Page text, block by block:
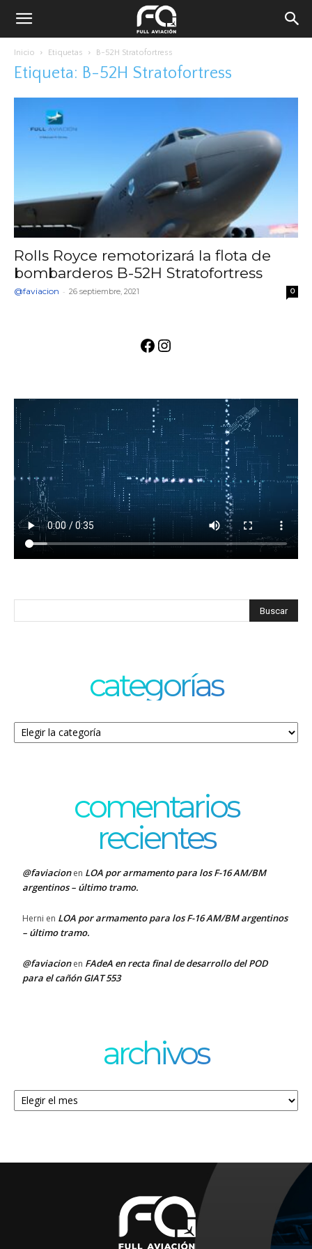
Inicio Etiquetas B-52H Stratofortress
Etiqueta: B-52H Stratofortress
Rolls Royce remotorizará la flota de
bombarderos B-52H Stratofortress
@faviacion - 26 septiembre, 2021 0
Facebook
Instagram
categorías
Categorías
comentarios
recientes
@faviacionen LOA por armamento para los F-16 AM/BM
argentinos – último tramo.
Herni en LOA por armamento para los F-16 AM/BM argentinos
– último tramo.
@faviacionen FAdeA en recta final de desarrollo del POD
para el cañón GIAT 553
archivos
Archivos